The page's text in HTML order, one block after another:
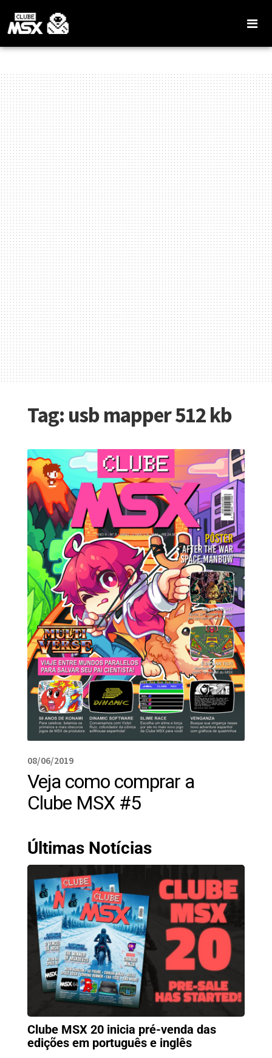
Tag: usb mapper 512 kb
08/06/2019
Veja como comprar a
Clube MSX #5
Últimas Notícias
Clube MSX 20 inicia pré-venda das
edições em português e inglês